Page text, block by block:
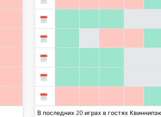
В последних 20 играх в гостях